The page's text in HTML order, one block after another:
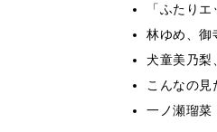
「ふたり
林ゆめ、御
犬童美乃梨
こんなの
一ノ瀬瑠菜